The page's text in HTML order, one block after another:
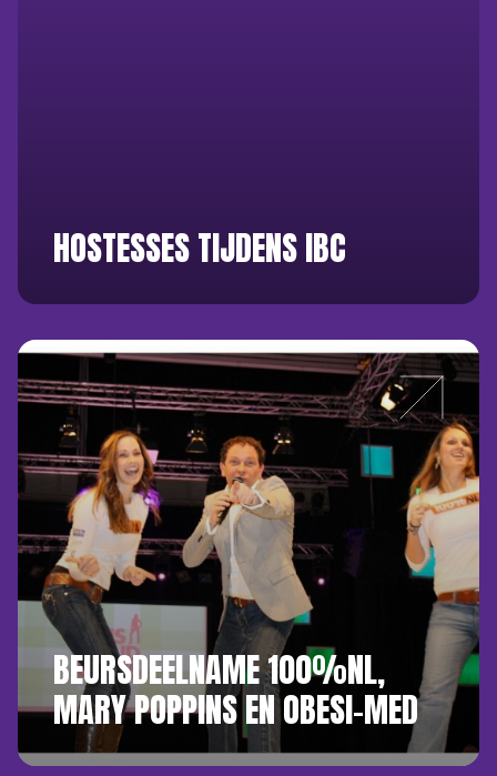
HOSTESSES TIJDENS IBC
BEURSDEELNAME 100%NL,
MARY POPPINS EN OBESI-MED